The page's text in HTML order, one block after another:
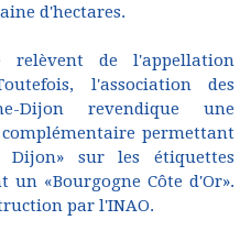
d'hectares.
de l'appellation
l'association des
Dijon revendique une
permettant
Dijon» sur les étiquettes
«Bourgogne Côte d'Or».
par l'INAO.